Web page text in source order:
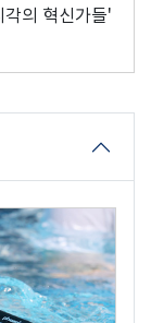
의 혁신가들'